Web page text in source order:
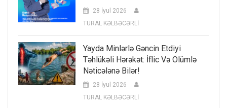
28 İyul 2026
TURAL KƏLBƏCƏRLİ
Yayda Minlərlə Gəncin Etdiyi
Təhlükəli Hərəkət: İflic Və Ölümlə
Nəticələnə Bilər!
28 İyul 2026
TURAL KƏLBƏCƏRLİ